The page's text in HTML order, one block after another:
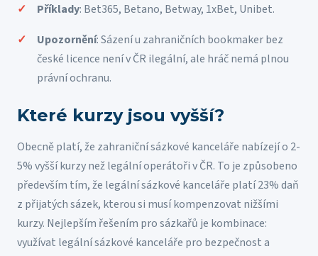
Příklady: Bet365, Betano, Betway, 1xBet, Unibet.
Upozornění: Sázení u zahraničních bookmaker bez
české licence není v ČR ilegální, ale hráč nemá plnou
právní ochranu.
Které kurzy jsou vyšší?
Obecně platí, že zahraniční sázkové kanceláře nabízejí o 2-
5% vyšší kurzy než legální operátoři v ČR. To je způsobeno
především tím, že legální sázkové kanceláře platí 23% daň
z přijatých sázek, kterou si musí kompenzovat nižšími
kurzy. Nejlepším řešením pro sázkařů je kombinace:
využívat legální sázkové kanceláře pro bezpečnost a